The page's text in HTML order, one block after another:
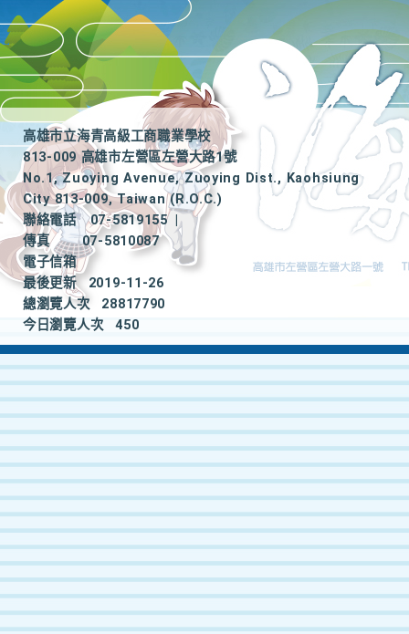
高雄市立海青高級工商職業學校
813-009 高雄市左營區左營大路1號
No.1, Zuoying Avenue, Zuoying Dist., Kaohsiung
City 813-009, Taiwan (R.O.C.)
聯絡電話
07-5819155
|
傳真
07-5810087
電子信箱
最後更新
2019-11-26
總瀏覽人次
28817790
今日瀏覽人次
450